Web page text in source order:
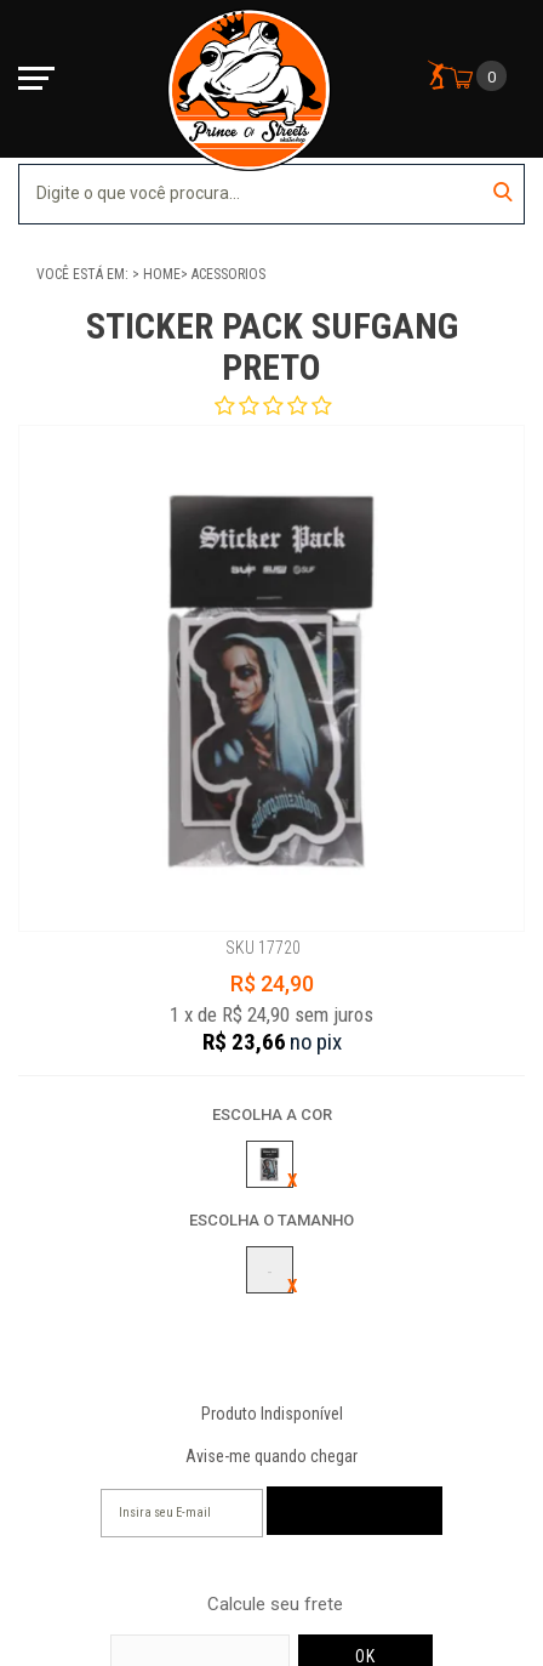
0
VOCÊ ESTÁ EM: HOME ACESSORIOS
STICKER PACK SUFGANG
PRETO
SKU 17720
R$ 24,90
1 x de R$ 24,90 sem juros
R$ 23,66 no pix
ESCOLHA A COR
ESCOLHA O TAMANHO
-
Produto Indisponível
Avise-me quando chegar
Calcule seu frete